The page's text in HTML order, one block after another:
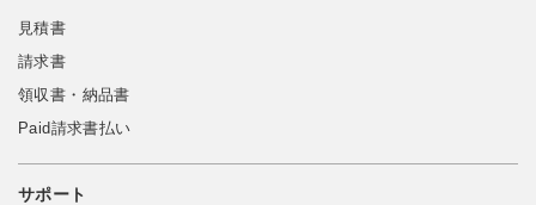
見積書
請求書
領収書・納品書
Paid請求書払い
サポート